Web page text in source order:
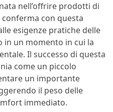
nell’offrire prodotti di
conferma con questa
esigenze pratiche delle
un momento in cui la
Il successo di questa
come un piccolo
un importante
il peso delle
immediato.